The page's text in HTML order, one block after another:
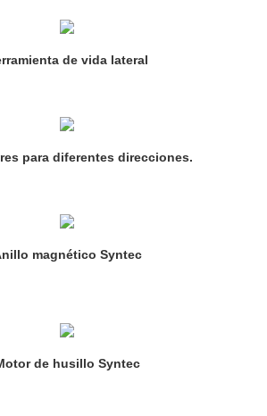
de vida lateral
para diferentes direcciones.
magnético Syntec
de husillo Syntec